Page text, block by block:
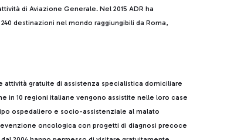
di Aviazione Generale. Nel 2015 ADR ha
destinazioni nel mondo raggiungibili da Roma,
attività gratuite di assistenza specialistica domiciliare
in 10 regioni italiane vengono assistite nelle loro case
ospedaliero e socio-assistenziale al malato
oncologica con progetti di diagnosi precoce